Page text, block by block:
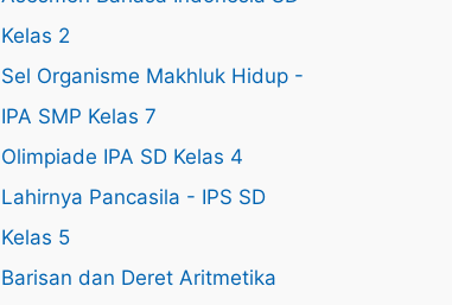
Kelas 2
Sel Organisme Makhluk Hidup -
IPA SMP Kelas 7
Olimpiade IPA SD Kelas 4
Lahirnya Pancasila - IPS SD
Kelas 5
Barisan dan Deret Aritmetika